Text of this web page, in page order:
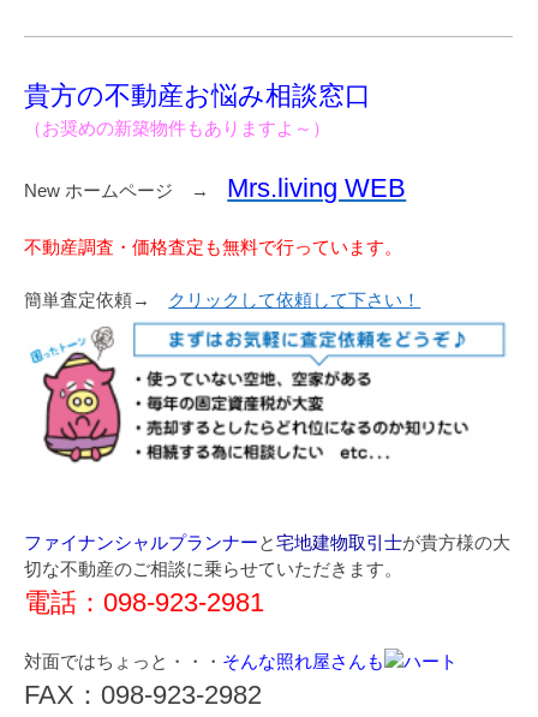
貴方の不動産お悩み相談窓口
（お奨めの新築物件もありますよ～）
New ホームページ → Mrs.living WEB
不動産調査・価格査定も無料で行っています。
簡単査定依頼→ クリックして依頼して下さい！
ファイナンシャルプランナーと宅地建物取引士が貴方様の大
切な不動産のご相談に乗らせていただきます。
電話：098-923-2981
対面ではちょっと・・・ そんな照れ屋さんも
FAX：098-923-2982